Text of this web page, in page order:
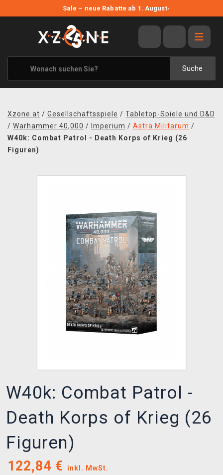
Sale – neue Rabatte ab 1. August›
Suche
ANGEBOTE
ALLE MARKEN
XZONE ORIGINALS
KLEIDUNG & ACCESSOIRES
BÜCHER & COMICS
BRETT- UND KARTENSPIELE
Xzone.at / Gesellschaftsspiele / Tabletop-Spiele und D&D
/ Warhammer 40,000 / Imperium / Astra Militarum /
W40k: Combat Patrol - Death Korps of Krieg (26
Figuren)
W40k: Combat Patrol -
Death Korps of Krieg (26
Figuren)
122,84 €
inkl. MwSt.